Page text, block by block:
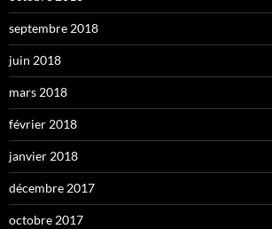
septembre 2018
juin 2018
mars 2018
février 2018
janvier 2018
décembre 2017
octobre 2017